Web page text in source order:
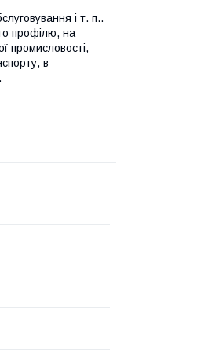
і т. п..
профілю, на
промисловості,
в